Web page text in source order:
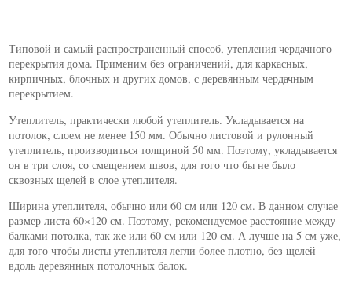
Типовой и самый распространенный способ, утепления чердачного
перекрытия дома. Применим без ограничений, для каркасных,
кирпичных, блочных и других домов, с деревянным чердачным
перекрытием.
Утеплитель, практически любой утеплитель. Укладывается на
потолок, слоем не менее 150 мм. Обычно листовой и рулонный
утеплитель, производиться толщиной 50 мм. Поэтому, укладывается
он в три слоя, со смещением швов, для того что бы не было
сквозных щелей в слое утеплителя.
Ширина утеплителя, обычно или 60 см или 120 см. В данном случае
размер листа 60×120 см. Поэтому, рекомендуемое расстояние между
балками потолка, так же или 60 см или 120 см. А лучше на 5 см уже,
для того чтобы листы утеплителя легли более плотно, без щелей
вдоль деревянных потолочных балок.